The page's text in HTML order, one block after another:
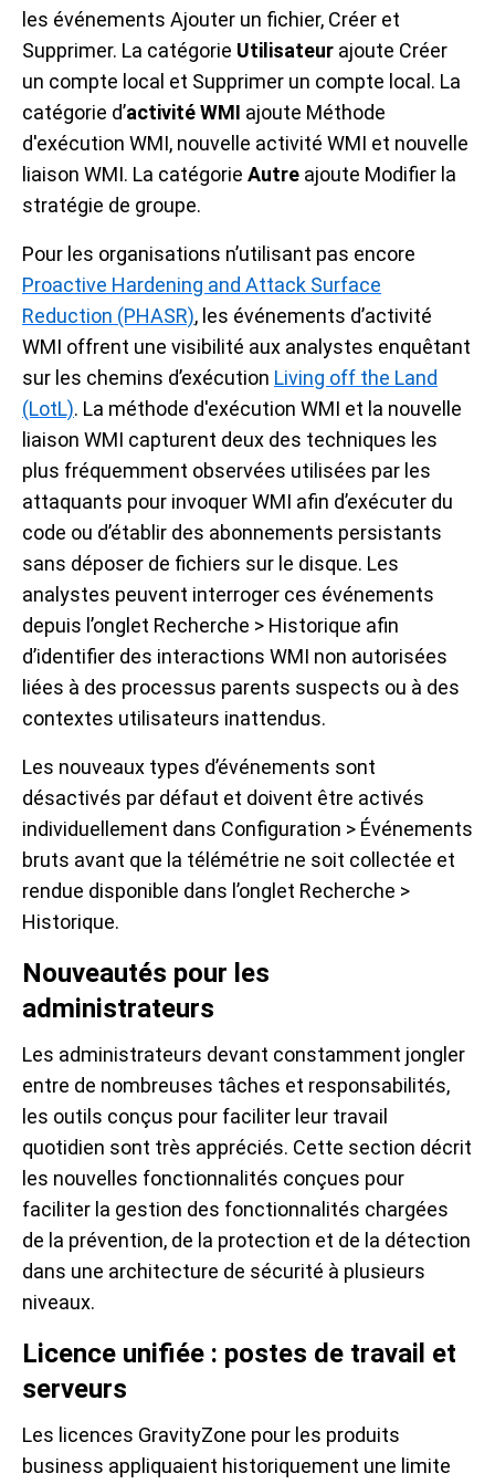
les événements Ajouter un fichier, Créer et
Supprimer. La catégorie Utilisateur ajoute Créer
un compte local et Supprimer un compte local. La
catégorie d’activité WMI ajoute Méthode
d'exécution WMI, nouvelle activité WMI et nouvelle
liaison WMI. La catégorie Autre ajoute Modifier la
stratégie de groupe.
Pour les organisations n’utilisant pas encore
Proactive Hardening and Attack Surface
Reduction (PHASR), les événements d’activité
WMI offrent une visibilité aux analystes enquêtant
sur les chemins d’exécution Living off the Land
(LotL). La méthode d'exécution WMI et la nouvelle
liaison WMI capturent deux des techniques les
plus fréquemment observées utilisées par les
attaquants pour invoquer WMI afin d’exécuter du
code ou d’établir des abonnements persistants
sans déposer de fichiers sur le disque. Les
analystes peuvent interroger ces événements
depuis l’onglet Recherche > Historique afin
d’identifier des interactions WMI non autorisées
liées à des processus parents suspects ou à des
contextes utilisateurs inattendus.
Les nouveaux types d’événements sont
désactivés par défaut et doivent être activés
individuellement dans Configuration > Événements
bruts avant que la télémétrie ne soit collectée et
rendue disponible dans l’onglet Recherche >
Historique.
Nouveautés pour les
administrateurs
Les administrateurs devant constamment jongler
entre de nombreuses tâches et responsabilités,
les outils conçus pour faciliter leur travail
quotidien sont très appréciés. Cette section décrit
les nouvelles fonctionnalités conçues pour
faciliter la gestion des fonctionnalités chargées
de la prévention, de la protection et de la détection
dans une architecture de sécurité à plusieurs
niveaux.
Licence unifiée : postes de travail et
serveurs
Les licences GravityZone pour les produits
business appliquaient historiquement une limite